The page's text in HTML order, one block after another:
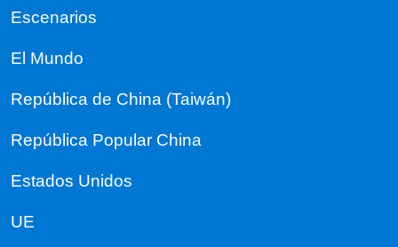
Escenarios
El Mundo
República de China (Taiwán)
República Popular China
Estados Unidos
UE